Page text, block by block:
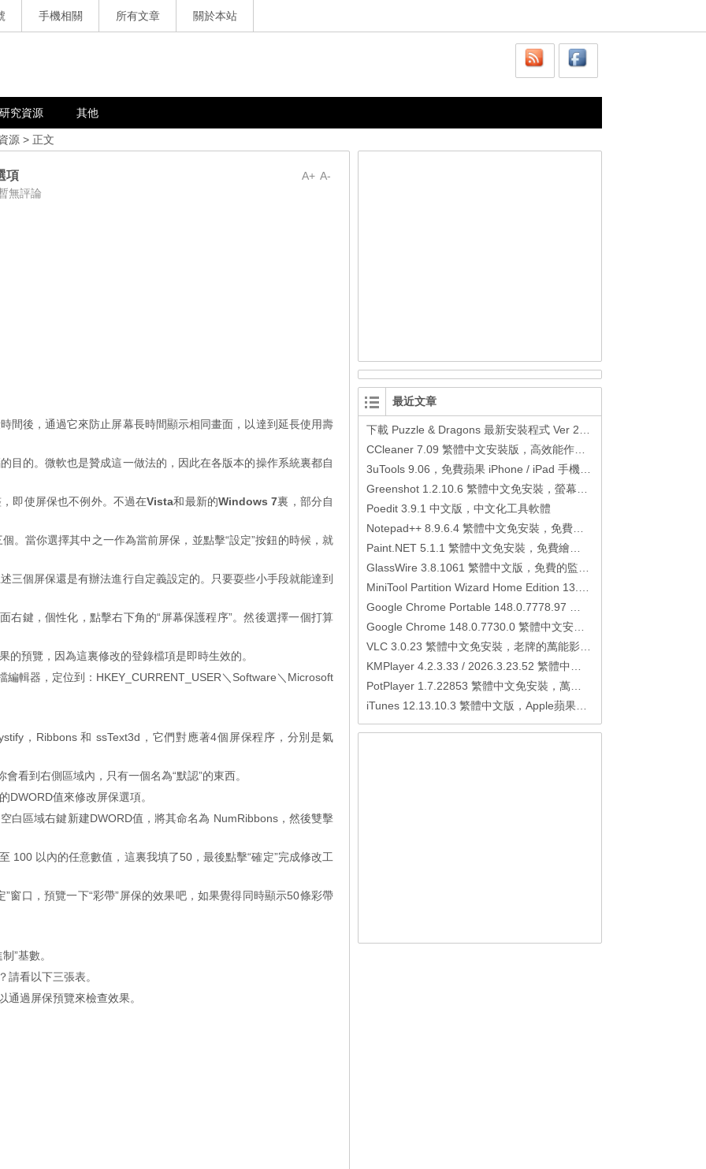
手機相關 所有文章 關於本站
研究資源 其他
源 > 正文
A-
A+
項
無評論
間後，通過它來防止屏幕長時間顯示相同畫面，以達到延長使用壽
目的。微軟也是贊成這一做法的，因此在各版本的操作系統裏都自
即使屏保也不例外。不過在Vista和最新的Windows 7裏，部分自
個。當你選擇其中之一作為當前屏保，並點擊“設定”按鈕的時候，就
三個屏保還是有辦法進行自定義設定的。只要耍些小手段就能達到
右鍵，個性化，點擊右下角的“屏幕保護程序”。然後選擇一個打算
預覽，因為這裏修改的登錄檔項是即時生效的。
輯器，定位到：HKEY_CURRENT_USER＼Software＼Microsoft
，Ribbons 和 ssText3d，它們對應著4個屏保程序，分別是氣
看到右側區域內，只有一個名為“默認”的東西。
DWORD值來修改屏保選項。
白區域右鍵新建DWORD值，將其命名為 NumRibbons，然後雙擊
100 以內的任意數值，這裏我填了50，最後點擊“確定”完成修改工
窗口，預覽一下“彩帶”屏保的效果吧，如果覺得同時顯示50條彩帶
”基數。
請看以下三張表。
過屏保預覽來檢查效果。
最近文章
Poedit 3.9.1 中文版，中文化工具軟體